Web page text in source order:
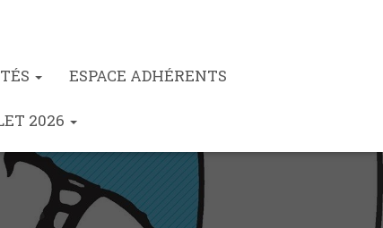
ESPACE ADHÉRENTS
2026